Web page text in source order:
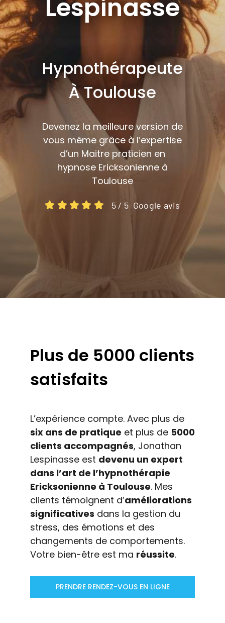
Lespinasse
Hypnothérapeute
À Toulouse
Devenez la meilleure version de
vous même grâce à l’expertise
d’un Maitre praticien en
hypnose Ericksonienne à
Toulouse
5 / 5 Google avis
Plus de 5000 clients
satisfaits
L’expérience compte. Avec plus de
six ans de pratique et plus de 5000
clients accompagnés, Jonathan
Lespinasse est devenu un expert
dans l’art de l’hypnothérapie
Ericksonienne à Toulouse. Mes
clients témoignent d’améliorations
significatives dans la gestion du
stress, des émotions et des
changements de comportements.
Votre bien-être est ma réussite.
PRENDRE RENDEZ-VOUS EN LIGNE